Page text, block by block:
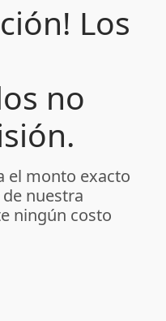
Los
no
el monto exacto
nuestra
ningún costo